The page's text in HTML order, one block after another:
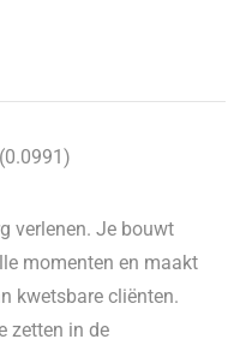
verlenen. Je bouwt
momenten en maakt
kwetsbare cliënten.
zetten in de